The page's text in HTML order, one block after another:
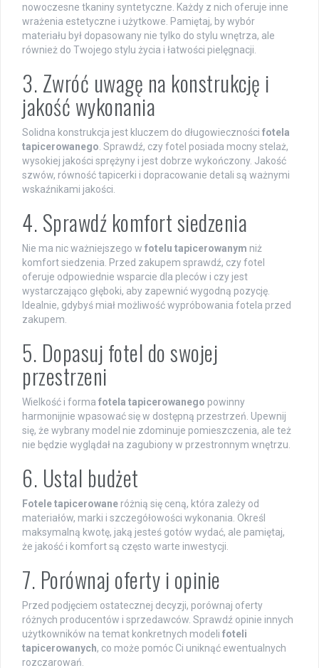
nowoczesne tkaniny syntetyczne. Każdy z nich oferuje inne
wrażenia estetyczne i użytkowe. Pamiętaj, by wybór
materiału był dopasowany nie tylko do stylu wnętrza, ale
również do Twojego stylu życia i łatwości pielęgnacji.
3. Zwróć uwagę na konstrukcję i
jakość wykonania
Solidna konstrukcja jest kluczem do długowieczności fotela
tapicerowanego . Sprawdź, czy fotel posiada mocny stelaż,
wysokiej jakości sprężyny i jest dobrze wykończony. Jakość
szwów, równość tapicerki i dopracowanie detali są ważnymi
wskaźnikami jakości.
4. Sprawdź komfort siedzenia
Nie ma nic ważniejszego w fotelu tapicerowanym niż
komfort siedzenia. Przed zakupem sprawdź, czy fotel
oferuje odpowiednie wsparcie dla pleców i czy jest
wystarczająco głęboki, aby zapewnić wygodną pozycję.
Idealnie, gdybyś miał możliwość wypróbowania fotela przed
zakupem.
5. Dopasuj fotel do swojej
przestrzeni
Wielkość i forma fotela tapicerowanego powinny
harmonijnie wpasować się w dostępną przestrzeń. Upewnij
się, że wybrany model nie zdominuje pomieszczenia, ale też
nie będzie wyglądał na zagubiony w przestronnym wnętrzu.
6. Ustal budżet
Fotele tapicerowane różnią się ceną, która zależy od
materiałów, marki i szczegółowości wykonania. Określ
maksymalną kwotę, jaką jesteś gotów wydać, ale pamiętaj,
że jakość i komfort są często warte inwestycji.
7. Porównaj oferty i opinie
Przed podjęciem ostatecznej decyzji, porównaj oferty
różnych producentów i sprzedawców. Sprawdź opinie innych
użytkowników na temat konkretnych modeli foteli
tapicerowanych, co może pomóc Ci uniknąć ewentualnych
rozczarowań.